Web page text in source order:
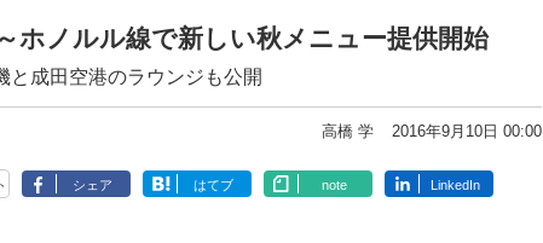
ホノルル線で新しい秋メニュー提供開始
と成田空港のラウンジも公開
高橋 学 2016年9月10日 00:00
シェア はてブ note LinkedIn